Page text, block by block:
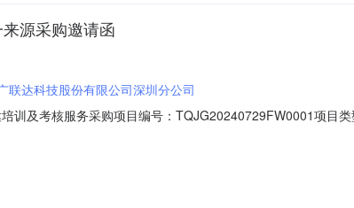
源采购邀请函
联达科技股份有限公司深圳分公司
训及考核服务采购项目编号：TQJG20240729FW0001项目
标段/包信息标段/包分类：C-服务/其他服务报价方式：总